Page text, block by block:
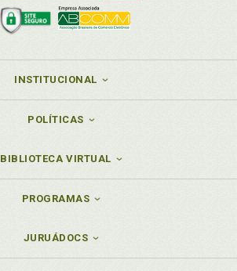
INSTITUCIONAL
POLÍTICAS
BIBLIOTECA VIRTUAL
PROGRAMAS
JURUÁDOCS